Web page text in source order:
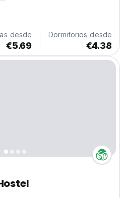
desde
€5.69
Dormitorios desde
€4.38